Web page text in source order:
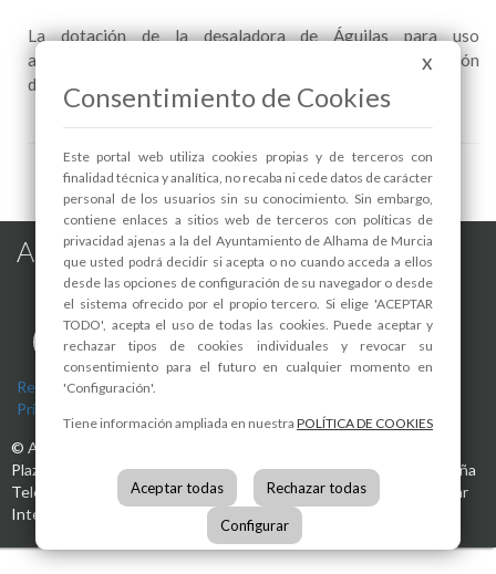
La dotación de la desaladora de Águilas para uso
agropecuario ya es una realidad y está pendiente la concesión
de las peticiones realizadas a Valdentisco y Torrevieja.
Alhama de Murcia en las Redes
Registro de actividades de tratamiento
Privacidad
© Ayuntamiento de Alhama de Murcia
Plaza de la Constitución, 130840 Alhama de Murcia(Murcia)
España
Teléfono:
968 630 000info@alhamademurcia.esDesarrolla:
Avatar
Internet S.L.L.
X
Consentimiento de Cookies
Este portal web utiliza cookies propias y de terceros con
finalidad técnica y analítica, no recaba ni cede datos de carácter
personal de los usuarios sin su conocimiento. Sin embargo,
contiene enlaces a sitios web de terceros con políticas de
privacidad ajenas a la del Ayuntamiento de Alhama de Murcia
que usted podrá decidir si acepta o no cuando acceda a ellos
desde las opciones de configuración de su navegador o desde
el sistema ofrecido por el propio tercero. Si elige 'ACEPTAR
TODO', acepta el uso de todas las cookies. Puede aceptar y
rechazar tipos de cookies individuales y revocar su
consentimiento para el futuro en cualquier momento en
'Configuración'.
Tiene información ampliada en nuestra POLÍTICA DE COOKIES
Aceptar todas Rechazar todas
Configurar